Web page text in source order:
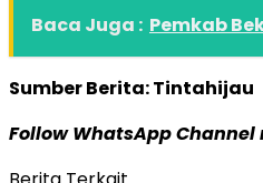
Baca Juga : Pemkab
Sumber Berita: Tintahijau
Follow WhatsApp